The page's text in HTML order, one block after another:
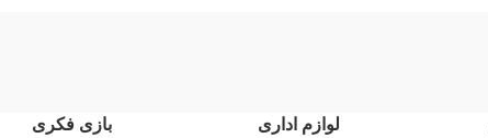
لوازم اداری بازی فکری